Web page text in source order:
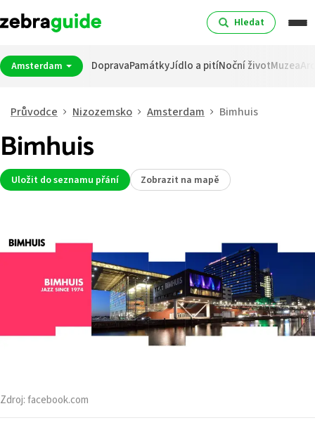
Hledat
Amsterdam DopravaPamátkyJídlo a pitíNoční životMuzea
Průvodce Nizozemsko Amsterdam Bimhuis
Bimhuis
Uložit do seznamu přání Zobrazit na mapě
Zdroj:facebook.com